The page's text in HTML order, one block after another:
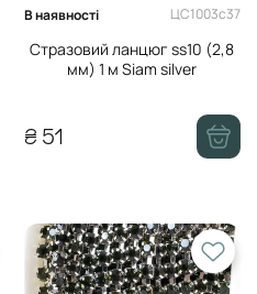
В наявності ЦС1003с37
Стразовий ланцюг ss10 (2,8
мм) 1 м Siam silver
₴ 51